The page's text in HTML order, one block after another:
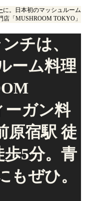
に。日本初のマッシュルーム
店「MUSHROOM TOKYO」
チは、
ーム料理
ーガン料
原宿駅 徒
5分。青
もぜひ。